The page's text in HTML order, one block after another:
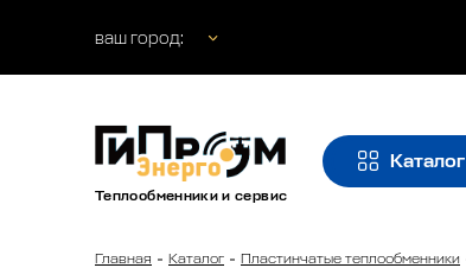
ваш город:
Теплообменники и сервис
Каталог
Главная Каталог Пластинчатые теплообменники